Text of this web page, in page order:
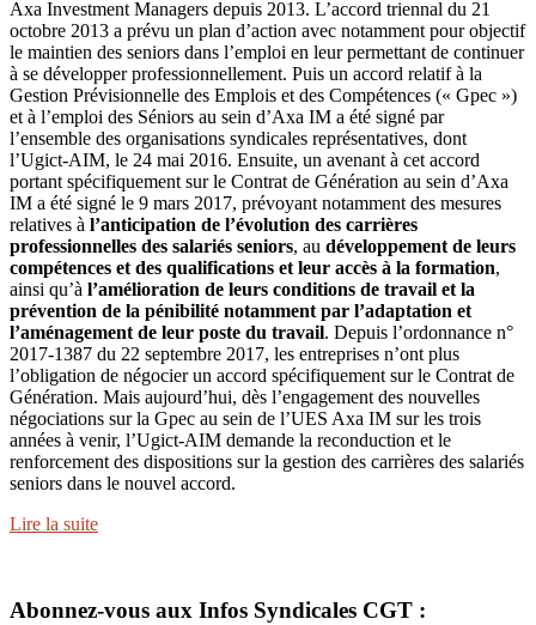
Axa Investment Managers depuis 2013. L’accord triennal du 21
octobre 2013 a prévu un plan d’action avec notamment pour objectif
le maintien des seniors dans l’emploi en leur permettant de continuer
à se développer professionnellement. Puis un accord relatif à la
Gestion Prévisionnelle des Emplois et des Compétences (« Gpec »)
et à l’emploi des Séniors au sein d’Axa IM a été signé par
l’ensemble des organisations syndicales représentatives, dont
l’Ugict-AIM, le 24 mai 2016. Ensuite, un avenant à cet accord
portant spécifiquement sur le Contrat de Génération au sein d’Axa
IM a été signé le 9 mars 2017, prévoyant notamment des mesures
relatives à l’anticipation de l’évolution des carrières
professionnelles des salariés seniors, au développement de leurs
compétences et des qualifications et leur accès à la formation,
ainsi qu’à l’amélioration de leurs conditions de travail et la
prévention de la pénibilité notamment par l’adaptation et
l’aménagement de leur poste du travail. Depuis l’ordonnance n°
2017-1387 du 22 septembre 2017, les entreprises n’ont plus
l’obligation de négocier un accord spécifiquement sur le Contrat de
Génération. Mais aujourd’hui, dès l’engagement des nouvelles
négociations sur la Gpec au sein de l’UES Axa IM sur les trois
années à venir, l’Ugict-AIM demande la reconduction et le
renforcement des dispositions sur la gestion des carrières des salariés
seniors dans le nouvel accord.
Lire la suite
Abonnez-vous aux Infos Syndicales CGT :